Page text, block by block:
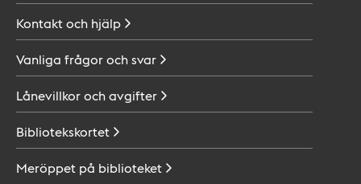
Kontakt och hjälp
Vanliga frågor ochsvar
Lånevillkor ochavgifter
Bibliotekskortet
Meröppet på biblioteket